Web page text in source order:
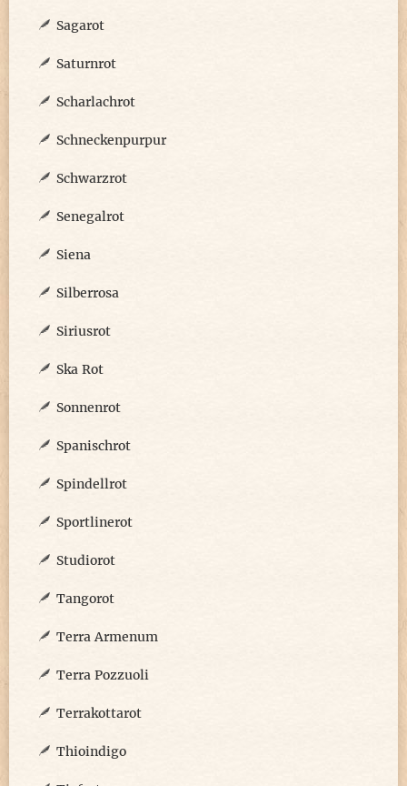
Sagarot
Saturnrot
Scharlachrot
Schneckenpurpur
Schwarzrot
Senegalrot
Siena
Silberrosa
Siriusrot
Ska Rot
Sonnenrot
Spanischrot
Spindellrot
Sportlinerot
Studiorot
Tangorot
Terra Armenum
Terra Pozzuoli
Terrakottarot
Thioindigo